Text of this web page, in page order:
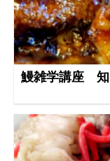
鰻雑学講座 知